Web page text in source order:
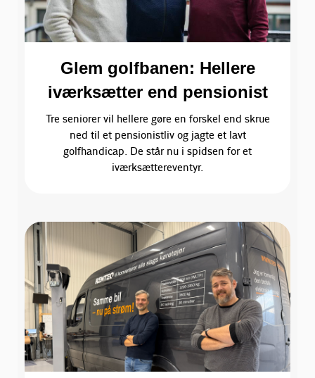
Glem golfbanen: Hellere
iværksætter end pensionist
Tre seniorer vil hellere gøre en forskel end skrue
ned til et pensionistliv og jagte et lavt
golfhandicap. De står nu i spidsen for et
iværksættereventyr.